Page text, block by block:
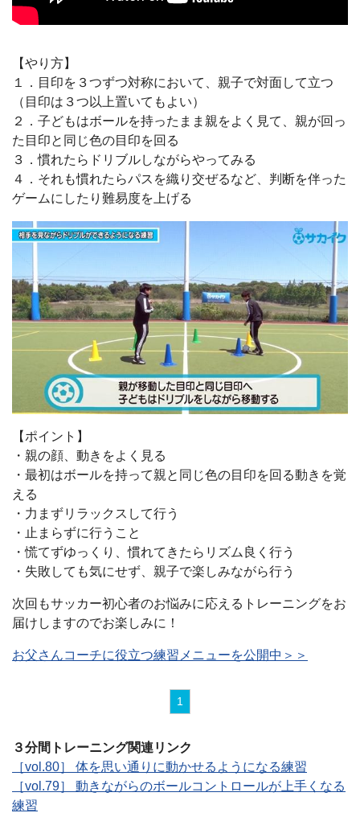
【やり方】
１．目印を３つずつ対称において、親子で対面して立つ
（目印は３つ以上置いてもよい）
２．子どもはボールを持ったまま親をよく見て、親が回っ
た目印と同じ色の目印を回る
３．慣れたらドリブルしながらやってみる
４．それも慣れたらパスを織り交ぜるなど、判断を伴った
ゲームにしたり難易度を上げる
【ポイント】
・親の顔、動きをよく見る
・最初はボールを持って親と同じ色の目印を回る動きを覚
える
・力まずリラックスして行う
・止まらずに行うこと
・慌てずゆっくり、慣れてきたらリズム良く行う
・失敗しても気にせず、親子で楽しみながら行う
次回もサッカー初心者のお悩みに応えるトレーニングをお
届けしますのでお楽しみに！
お父さんコーチに役立つ練習メニューを公開中＞＞
1
３分間トレーニング関連リンク
［vol.80］ 体を思い通りに動かせるようになる練習
［vol.79］ 動きながらのボールコントロールが上手くなる
練習